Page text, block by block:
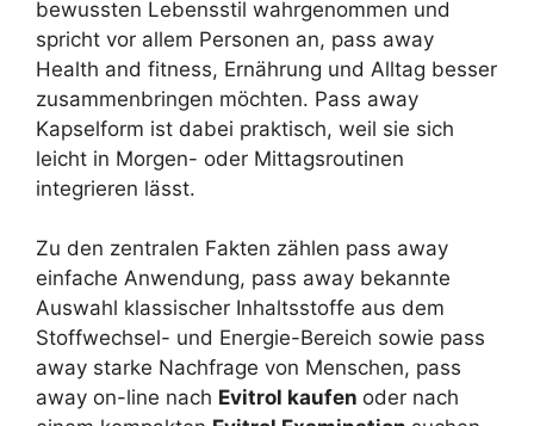
bewussten Lebensstil wahrgenommen und
spricht vor allem Personen an, pass away
Health and fitness, Ernährung und Alltag besser
zusammenbringen möchten. Pass away
Kapselform ist dabei praktisch, weil sie sich
leicht in Morgen- oder Mittagsroutinen
integrieren lässt.
Zu den zentralen Fakten zählen pass away
einfache Anwendung, pass away bekannte
Auswahl klassischer Inhaltsstoffe aus dem
Stoffwechsel- und Energie-Bereich sowie pass
away starke Nachfrage von Menschen, pass
away on-line nach Evitrol kaufen oder nach